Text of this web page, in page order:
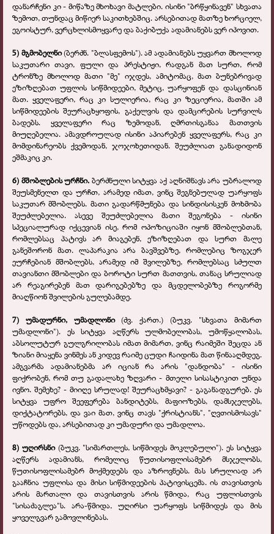
დანარჩენი კი - მიწაზე მხოხავი მატლები. ისინი "ბრწყინავენ" სხვათა
ზემოთ, თუნდაც მიწიერ საკითხებშიც. არსებითად მათზე ხორციელ,
ეგოისტურ, ვერცხლისმოყვარე და ბაქიბუქა ადამიანებს ვერ იპოვით.
5) მგმობელნი(ბერძნ. "ბლასფემოს"). ამ ადამიანებს უყვართ მხოლოდ
საკუთარი თავი, ფული და პრესტიჟი, რადგან მათ სურთ, რომ
ტრონზე მხოლოდ მათი "მე" იჯდეს, ამიტომაც, მათ ბუნებრივად
ეზიზღებათ უფლის სიწმიდეები, მეტიც, უარყოფენ და დასცინიან
მათ. ყველაფერი, რაც კი სულიერია, რაც კი ზეციერია, მათში ამ
სიწმიდეების შეურაცხყოფის, გაქელვის და დამცირების სურვილს
ბადებს. ყველაფერი რაც ზემოდან, ღმრთისგანაა მათთვის
მიუღებელია. ამავდროულად ისინი აპიარებენ ყველაფერს, რაც კი
მომდინარეობს ქვემოდან, ჯოჯოხეთიდან. შეუძლიათ განადიდონ
ეშმაკიც კი.
6) მშობლების ურჩნი. ბერძნული სიტყვა აქ აღნიშნავს არა უბრალოდ
შეუსმენელთ და ურჩთ, არამედ იმათ, ვინც შეგნებულად უარყოფს
საკუთარ მშობლებს. მათი გადარწმუნება და სინდისისკენ მოხმობა
შეუძლებელია. ასევე შეუძლებელია მათი შეგონება - ისინი
სპეციალურად იქცევიან ისე, რომ ოპოზიციაში იყონ მშობლებთან,
რომლებსაც პატივს არ მიაგებენ, ეზიზღებათ და სურთ მალე
განეშორონ მათ. ლაპარაკია არა ბავშვებზე, რომლებიც ზოგჯერ
ეურჩებიან მშობლებს, არამედ იმ შვილებზე, რომლებსაც სძულთ
თავიანთი მშობლები და ბოროტი სურთ მათთვის, თანაც სრულიად
არ რეაგირებენ მათ დარიგებებზე და მცდელობებზე როგორმე
მიაღწიონ შვილების გულებამდე.
7) უმადურნი, უმადლონი(ძვ. ქართ.) (ბუკვ. "სხვათა მიმართ
უმადლონი"). ეს სიტყვა აღწერს ულმობელობას, უმოწყალობას,
აბსოლუტურ გულგრილობას იმათ მიმართ, ვინც რაიმეში შეცდა ან
ზიანი მიაყენა ვინმეს ან კიდევ რაიმე ცუდი ჩაიდინა მათ წინააღმდეგ.
ამგვარმა ადამიანებმა არ იციან რა არის "დანდობა" - ისინი
ფიქრობენ, რომ თუ გადალახე ზღვარი - მთელი სისასტიკით უნდა
ივნო. შემეხე? - მიიღე სრულად! შეურაცხმყავი? - გაგანადგურებ. ეს
სიტყვა უფრო შეეფერება ბანდიტებს, მაფიოზებს, დამსჯელებს,
დიქტატორებს, და ვაი მათ, ვინც თავს "ქრისტიანს", "ღვთისმოსავს"
უწოდებს და, არსებითად კი უმადური და უმადლოა.
8) უღირსნი (ბუკვ. "სიმართლეს, სიწმიდეს მოკლებული"). ეს სიტყვა
აღწერს ადამიანს, რომელიც წუთისოფლისამებრ მსჯელობს,
წუთისოფლისამებრ მოქმედებს და აზროვნებს. მას სრულიად არ
გააჩნია უფლისა და მისი სიწმიდეების პატივისცემა. ის თავისთვის
არის მართალი და თავისთვის არის წმიდა, რაც უფლისთვის
"სისაძაგლეა"ს. არა-წმიდა, უღირსი უარყოფს სიწმიდეს და მის
ყოველგვარ გამოვლინებას.